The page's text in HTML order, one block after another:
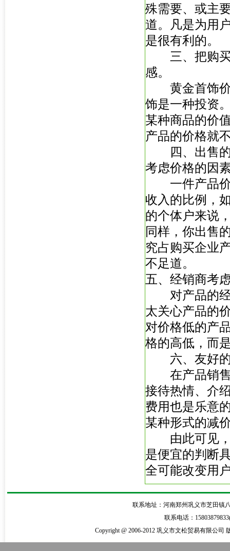
殊需要、或主
道。凡是为用
是很有利的。
三、把购买
感。
黄金首饰价
饰是一种投资
某种商品的价
产品的价格就
四、出售的
考虑价格的因
一件产品价
收入的比例，
的个体户来说
同样，你出售
究占购买企业
不足道。
五、经销商考
对产品的经
太关心产品的
对价格低的产
格的高低，而
六、友好的
在产品销售
接待热情、介
费用也是乐意
某种形式的减
由此可见，
是便宜的判断
全可能改变用
联系地址：河南郑州巩义市芝田镇
联系电话：
Copyright @ 2006-2012 巩义市文松贸易有限公